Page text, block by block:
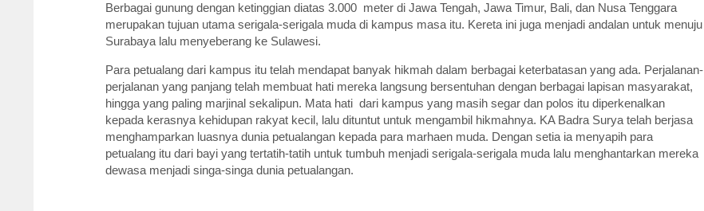
Berbagai gunung dengan ketinggian diatas 3.000 meter di Jawa Tengah, Jawa Timur, Bali, dan Nusa Tenggara
merupakan tujuan utama serigala-serigala muda di kampus masa itu. Kereta ini juga menjadi andalan untuk menuju
Surabaya lalu menyeberang ke Sulawesi.
Para petualang dari kampus itu telah mendapat banyak hikmah dalam berbagai keterbatasan yang ada. Perjalanan-
perjalanan yang panjang telah membuat hati mereka langsung bersentuhan dengan berbagai lapisan masyarakat,
hingga yang paling marjinal sekalipun. Mata hati dari kampus yang masih segar dan polos itu diperkenalkan
kepada kerasnya kehidupan rakyat kecil, lalu dituntut untuk mengambil hikmahnya. KA Badra Surya telah berjasa
menghamparkan luasnya dunia petualangan kepada para marhaen muda. Dengan setia ia menyapih para
petualang itu dari bayi yang tertatih-tatih untuk tumbuh menjadi serigala-serigala muda lalu menghantarkan mereka
dewasa menjadi singa-singa dunia petualangan.